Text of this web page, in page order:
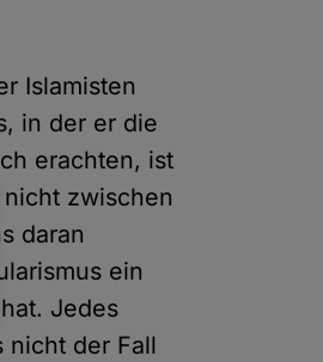
Islamisten
in der er die
erachten, ist
zwischen
daran
ein
Jedes
nicht der Fall